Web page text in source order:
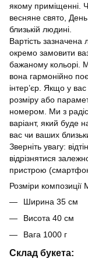
якому приміщенні.
весняне свято,
близькій людині.
Вартість
окремо замовити
бажаному кольорі.
вона гармонійно
інтер’єр. Якщо у
розміру або
номером. Ми з
варіант, який буде
вас чи ваших
Зверніть увагу:
відрізнятися
пристрою
Розміри композиції
Ширина 35 см
Висота 40 см
Вага 1000 г
Склад букета: